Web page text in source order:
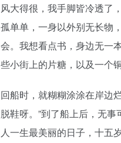
风大得很，我手脚皆冷透了
孤单单，一身以外别无长物
会。我想看点书，身边无一
些小街上的片糖，以及一个
回船时，就糊糊涂涂在岸边
脱鞋呀。”到了船上后，无
人一生最美丽的日子，十五